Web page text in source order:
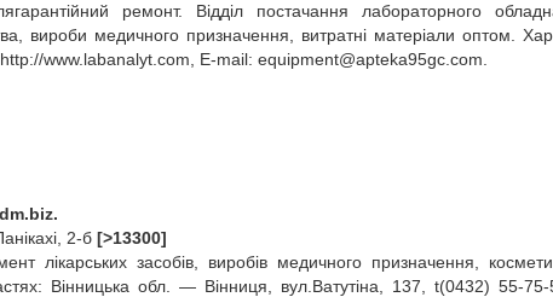
ремонт. Відділ постачання лабораторного
вироби медичного призначення, витратні матеріали оптом.
www.labanalyt.com, E‑mail: equipment@apteka95gc.com
2-б [>13300]
лікарських засобів, виробів медичного призначення,
Вінницька обл. — Вінниця, вул.Ватутіна, 137, t(0432)